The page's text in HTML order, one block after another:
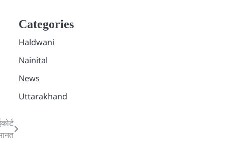
Categories
Haldwani
Nainital
News
Uttarakhand